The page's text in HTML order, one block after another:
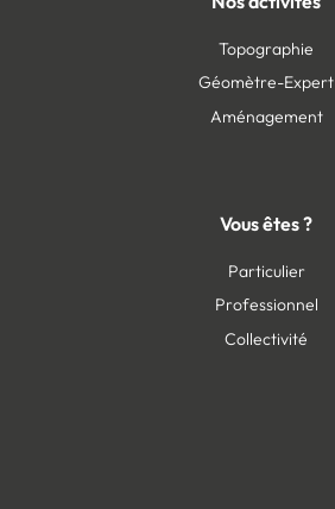
Topographie
Géomètre-Expert
Aménagement
Vous êtes ?
Particulier
Professionnel
Collectivité